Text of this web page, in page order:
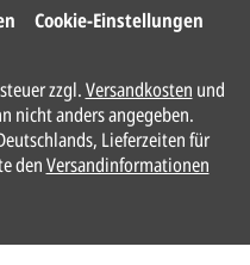
Cookie-Einstellungen
zzgl.Versandkosten und
nicht anders angegeben.
Lieferzeiten für
denVersandinformationen